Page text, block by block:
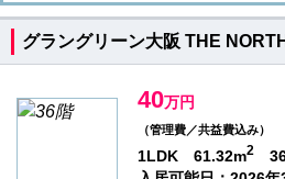
グラングリーン大阪 THE
40万円
（管理費／共益費込み）
1LDK 61.32m2